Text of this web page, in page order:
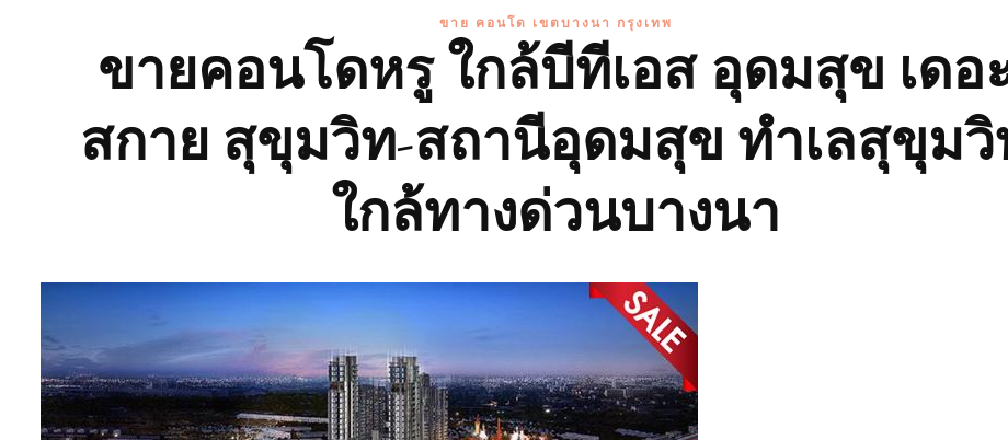
ขาย คอนโด เขตบางนา กรุงเทพ
ขายคอนโดหรู ใกล้บีทีเอส อุดมสุข เดอ
สกาย สุขุมวิท-สถานีอุดมสุข ทำเลสุขุม
ใกล้ทางด่วนบางนา